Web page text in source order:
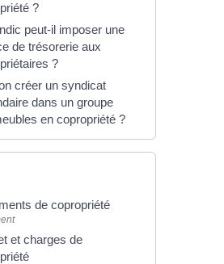
?
peut-il imposer une
de trésorerie aux
?
créer un syndicat
dans un groupe
en copropriété ?
de copropriété
et charges de